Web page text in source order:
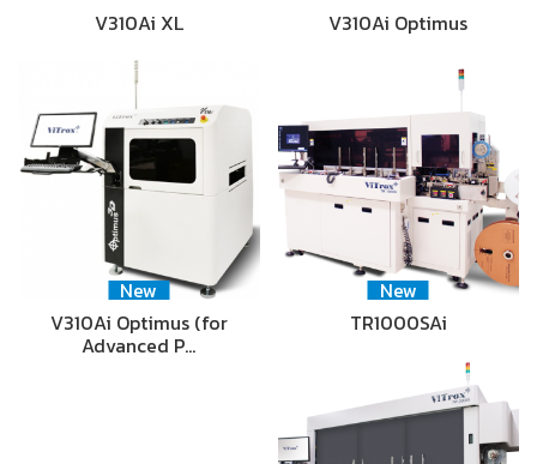
V310Ai XL V310Ai Optimus
New
V310Ai Optimus (for
Advanced P…
New
TR1000SAi